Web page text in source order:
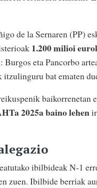
de la Sernaren (PP)
1.200 milioi
Burgos eta Pancorbo
itzulinguru bat ematen
baikorrenetan
2025a baino lehen
ibilbideak N-1
zuen. Ibilbide berriak